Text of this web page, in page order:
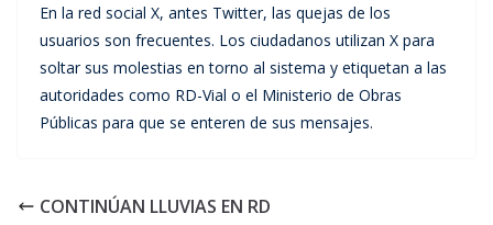
En la red social X, antes Twitter, las quejas de los
usuarios son frecuentes. Los ciudadanos utilizan X para
soltar sus molestias en torno al sistema y etiquetan a las
autoridades como RD-Vial o el Ministerio de Obras
Públicas para que se enteren de sus mensajes.
CONTINÚAN LLUVIAS EN RD